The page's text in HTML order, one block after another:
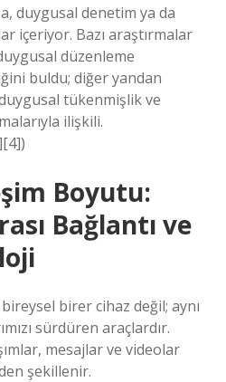
duygusal denetim ya da
içeriyor. Bazı araştırmalar
düzenleme
buldu; diğer yandan
tükenmişlik ve
ilişkili.
Boyutu:
Bağlantı ve
birer cihaz değil; aynı
sürdüren araçlardır.
mesajlar ve videolar
şekillenir.